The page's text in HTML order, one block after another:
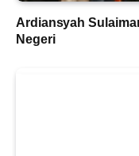
Ardiansyah
Negeri